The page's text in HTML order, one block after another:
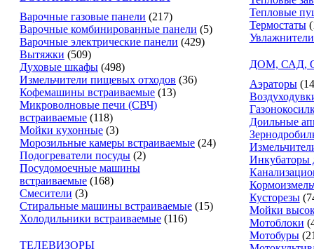
Варочные газовые панели (217)
Варочные комбинированные панели (5)
Варочные электрические панели (429)
Вытяжки (509)
Духовые шкафы (498)
Измельчители пищевых отходов (36)
Кофемашины встраиваемые (13)
Микроволновые печи (СВЧ)
встраиваемые (118)
Мойки кухонные (3)
Морозильные камеры встраиваемые (24)
Подогреватели посуды (2)
Посудомоечные машины
встраиваемые (168)
Смесители (3)
Стиральные машины встраиваемые (15)
Холодильники встраиваемые (116)
ТЕЛЕВИЗОРЫ
Тепловые
Термостаты
ДОМ, САД,
Аэраторы
Доильные
Инкубаторы
Кусторезы
Мойки
Мотоблоки
Мотобуры